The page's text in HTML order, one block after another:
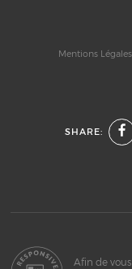
Mentions Légales
SHARE:
Afin de